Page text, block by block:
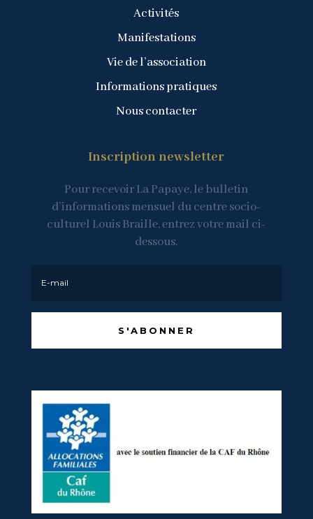
Activités
Manifestations
Vie de l’association
Informations pratiques
Nous contacter
Inscription newsletter
Pour recevoir La Papaye, le bulletin
d’informations mensuel du centre socio-
culturel Louis Braille, entrez votre mail ci-
dessous.
S'ABONNER